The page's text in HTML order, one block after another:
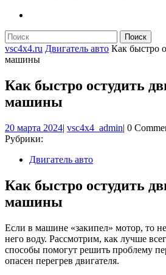
КНОПКА
Найти:
vsc4x4.ru Двигатель авто Как быстро
машины
Как быстро остудить
машины
20 марта 202420
| vsc4x4_admin| 0
Рубрики:
Двигатель авто
Как быстро остудить
машины
Если в машине «закипел» мотор, то не
него воду. Рассмотрим, как лучше
способы помогут решить проблему
опасен перегрев двигателя.